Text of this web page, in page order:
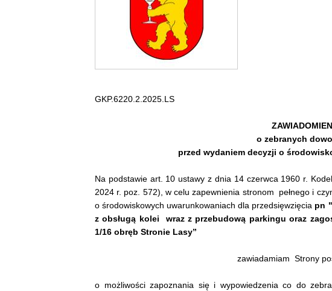
GKP.6220.2.2025.LS
o zebranych
przed wydaniem decyzji o
Na podstawie art. 10 ustawy z dnia 14 czerwca 1960 r.
2024 r. poz. 572), w celu zapewnienia stronom pełnego i
o środowiskowych uwarunkowaniach dla przedsięwzięcia pn
z obsługą kolei wraz z przebudową parkingu oraz
1/16 obręb Stronie Lasy”
zawiadamiam Strony
o możliwości zapoznania się i wypowiedzenia co do